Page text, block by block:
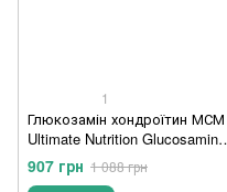
1
Глюкозамін хондроїтин МСМ
Ultimate Nutrition Glucosamine
Chondroitin Msm 90 таб
907 грн 1 088 грн